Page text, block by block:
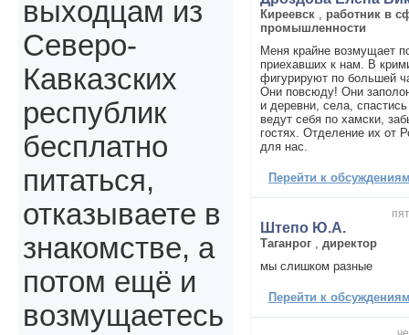
Киреевск
работник в
промышленности
Меня крайне возмущает
приехавших к нам. В
фигурируют по большей
Они повсюду! Они
и деревни, села,
ведут себя по хамски,
гостях. Отделение их от
для нас.
Перейти к
Штепо Ю.А.
Таганрог
директор
мы слишком разные
Перейти к
выходцам из
Северо-
Кавказских
республик
бесплатно
питаться,
отказываете в
знакомстве, а
потом ещё и
возмущаетесь